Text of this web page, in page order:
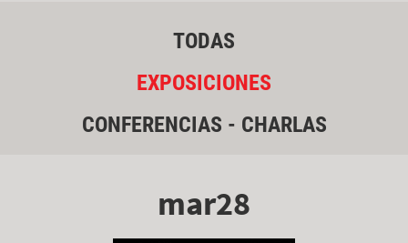
TODAS
EXPOSICIONES
CONFERENCIAS - CHARLAS
mar28